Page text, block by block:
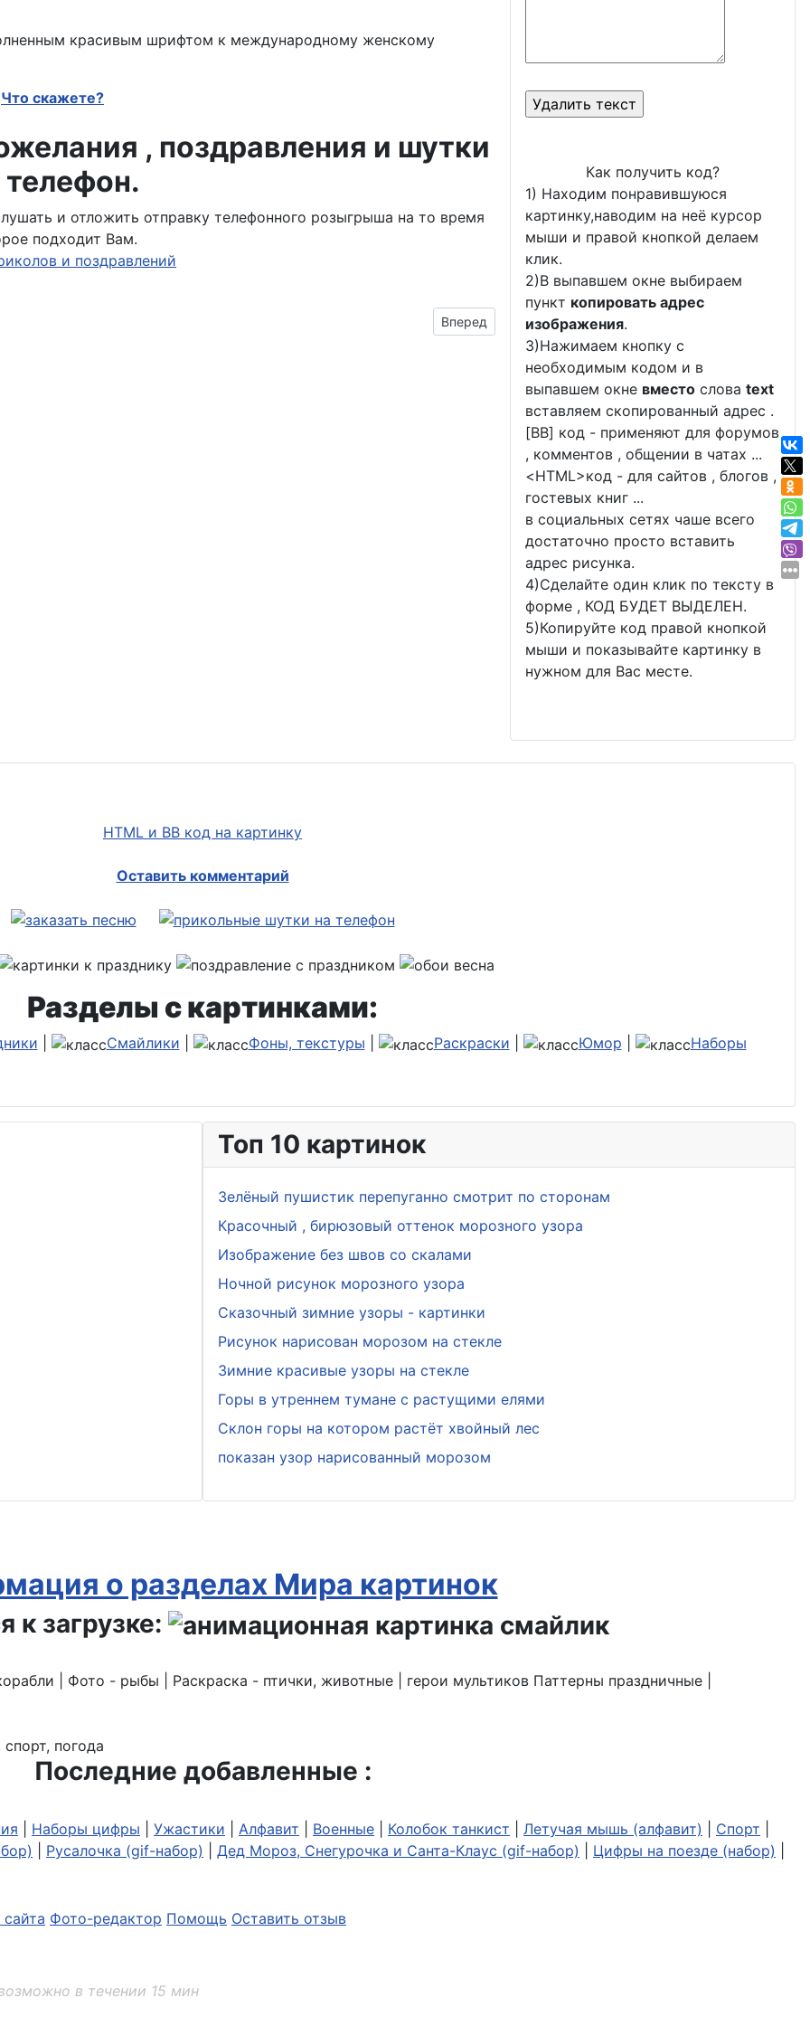
красивым шрифтом к международному женскому
Что скажете?
, поздравления и шутки
телефон.
и отложить отправку телефонного розыгрыша на то время
подходит Вам.
и поздравлений
МЖД Следующий материал: с объёмной надписью
Вперед
Как получить код?
1) Находим понравившуюся
картинку,наводим на неё курсор
мыши и правой кнопкой делаем
клик.
2)В выпавшем окне выбираем
пункт копировать адрес
изображения.
3)Нажимаем кнопку с
необходимым кодом и в
выпавшем окне вместо слова text
вставляем скопированный адрес .
[BB] код - применяют для форумов
, комментов , общении в чатах ...
<HTML>код - для сайтов , блогов ,
гостевых книг ...
в социальных сетях чаше всего
достаточно просто вставить
адрес рисунка.
4)Сделайте один клик по тексту в
форме , КОД БУДЕТ ВЫДЕЛЕН.
5)Копируйте код правой кнопкой
мыши и показывайте картинку в
нужном для Вас месте.
HTML и BB код на картинку
Оставить комментарий
Разделы с картинками:
Смайлики Фоны, текстуры Раскраски Юмор Наборы
Топ 10 картинок
Зелёный пушистик перепуганно смотрит по сторонам
Красочный , бирюзовый оттенок морозного узора
Изображение без швов со скалами
Ночной рисунок морозного узора
Сказочный зимние узоры - картинки
Рисунок нарисован морозом на стекле
Зимние красивые узоры на стекле
Горы в утреннем тумане с растущими елями
Склон горы на котором растёт хвойный лес
показан узор нарисованный морозом
о разделах Мира картинок
к загрузке:
| Фото - рыбы | Раскраска - птички, животные | герои мультиков Паттерны праздничные |
погода
Последние добавленные :
Наборы цифры Ужастики Алфавит Военные Колобок танкист Летучая мышь (алфавит) Спорт
Русалочка (gif-набор) Дед Мороз, Снегурочка и Санта-Клаус (gif-набор) Цифры на поезде (набор)
сайта Фото-редактор Помощь Оставить отзыв
в течении 15 мин